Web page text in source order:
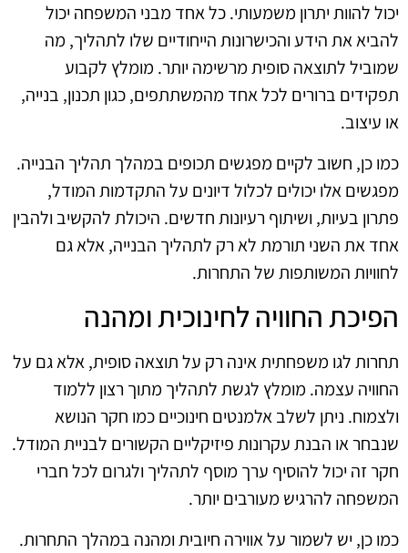
יכול להוות יתרון משמעותי. כל אחד מבני המשפחה יכול
להביא את הידע והכישרונות הייחודיים שלו לתהליך, מה
שמוביל לתוצאה סופית מרשימה יותר. מומלץ לקבוע
תפקידים ברורים לכל אחד מהמשתתפים, כגון תכנון, בנייה,
או עיצוב.
כמו כן, חשוב לקיים מפגשים תכופים במהלך תהליך הבנייה.
מפגשים אלו יכולים לכלול דיונים על התקדמות המודל,
פתרון בעיות, ושיתוף רעיונות חדשים. היכולת להקשיב ולהבין
אחד את השני תורמת לא רק לתהליך הבנייה, אלא גם
לחוויות המשותפות של התחרות.
הפיכת החוויה לחינוכית ומהנה
תחרות לגו משפחתית אינה רק על תוצאה סופית, אלא גם על
החוויה עצמה. מומלץ לגשת לתהליך מתוך רצון ללמוד
ולצמוח. ניתן לשלב אלמנטים חינוכיים כמו חקר הנושא
שנבחר או הבנת עקרונות פיזיקליים הקשורים לבניית המודל.
חקר זה יכול להוסיף ערך מוסף לתהליך ולגרום לכל חברי
המשפחה להרגיש מעורבים יותר.
כמו כן, יש לשמור על אווירה חיובית ומהנה במהלך התחרות.